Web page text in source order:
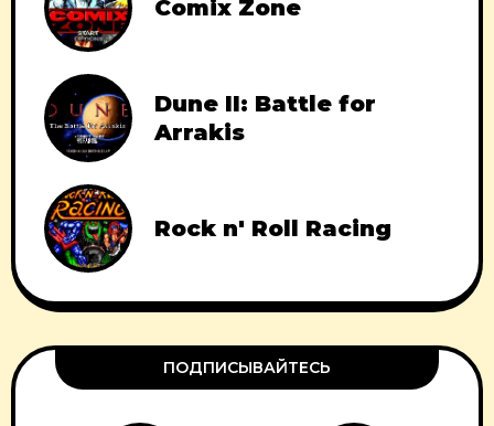
Comix Zone
Dune II: Battle for
Arrakis
Rock n' Roll Racing
ПОДПИСЫВАЙТЕСЬ